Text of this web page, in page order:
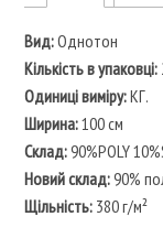
Вид:Однотон
Кількість в упаковці:
Одиниці виміру:КГ.
Ширина:100 см
Склад:90%POLY
Новий склад:90%
Щільність:380 г/м²